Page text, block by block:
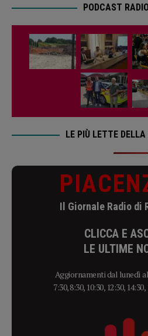
PODCAST
LE PIÙ LETTE
Il Giornale Radio di
CLICCA E
LE ULTIME
Aggiornamenti dal lunedì
7:30, 8:30, 10:30, 12:30,